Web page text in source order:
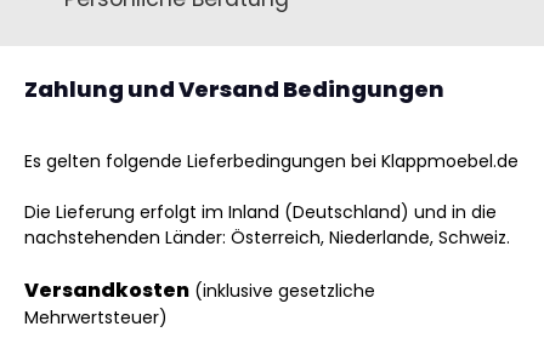
Zahlung und Versand Bedingungen
Es gelten folgende Lieferbedingungen bei Klappmoebel.de
Die Lieferung erfolgt im Inland (Deutschland) und in die
nachstehenden Länder: Österreich, Niederlande, Schweiz.
Versandkosten (inklusive gesetzliche
Mehrwertsteuer)